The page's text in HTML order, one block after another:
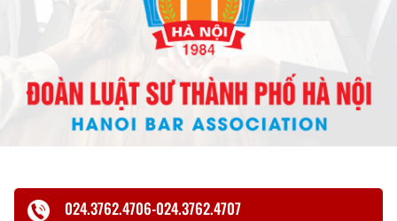
024.3762.4706-024.3762.4707